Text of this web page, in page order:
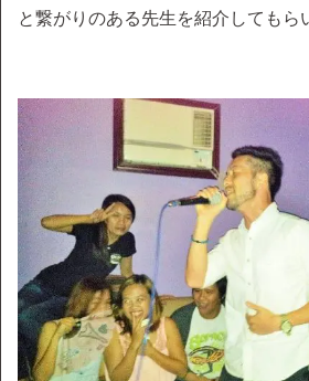
と繋がりのある先生を紹介してもら